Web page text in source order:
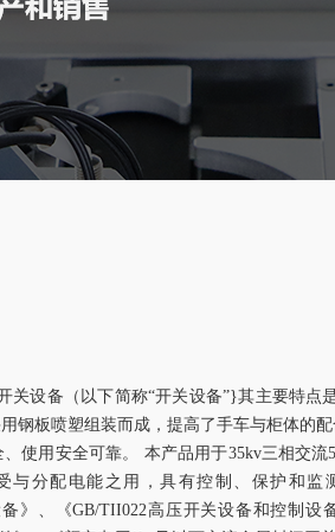
关设备（以下简称“开关设备”}其主要特点
钢板喷塑组装而成，提高了手车与柜体的
使用安全可靠。 本产品用于35kv三相交流
与分配电能之用，具有控制、保护和监
》、《GB/TII022高压开关设备和控制设